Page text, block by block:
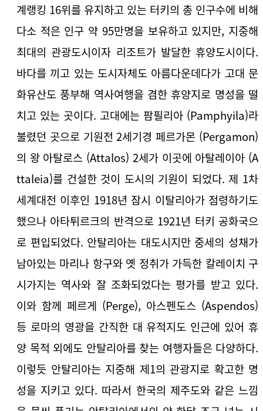
계랭킹 16위를 유지하고 있는 터키의 총 인구수에 비해
다소 적은 인구 약 95만명을 보유하고 있지만, 지중해
최대의 관광도시이자 리조트가 발달한 휴양도시이다.
바다를 끼고 있는 도시자체도 아름다운데다가 고대 문
화유산도 풍부해 역사여행을 겸한 휴양지로 명성을 떨
치고 있는 곳이다. 고대에는 팜필리아 (Pamphyila)라
불렸던 곳으로 기원전 2세기경 페르가몬 (Pergamon)
의 왕 아탈로스 (Attalos) 2세가 이곳에 아탈레이아 (A
ttaleia)를 건설한 것이 도시의 기원이 되었다. 제 1차
세계대전 이후인 1918년 잠시 이탈리아가 점령하기도
했으나 아타튀르크의 반격으로 1921년 터키 공화국으
로 편입되었다. 안탈리아는 대도시지만 중세의 성채가
남아있는 마리나 항구와 옛 정취가 가득한 칼레이치 구
시가지는 역사와 잘 조화되었다는 평가를 받고 있다.
이와 함께 페르게 (Perge), 아스펜도스 (Aspendos)
등 로마의 영광을 간직한 대 유적지도 인근에 있어 휴
양 목적 외에도 안탈리아를 찾는 여행자들은 다양하다.
이렇듯 안탈리아는 지중해 제1의 관광지로 확고한 명
성을 지키고 있다. 따라서 한국의 제주도와 같은 느낌